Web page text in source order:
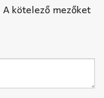
A kötelező mezőket